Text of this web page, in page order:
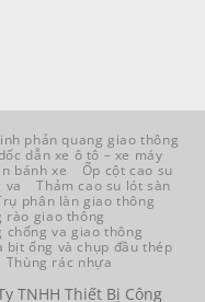
phản quang giao thông
dẫn xe ô tô – xe máy
bánh xe
Ốp cột cao su
va
Thảm cao su lót sàn
phân làn giao thông
rào giao thông
chống va giao thông
bịt ống và chụp đầu thép
Thùng rác nhựa
TNHH Thiết Bị Công